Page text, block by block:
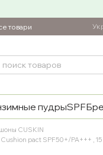
товари
пудрыSPF
CUSKIN
pact SPF50+/PA+++ , 15